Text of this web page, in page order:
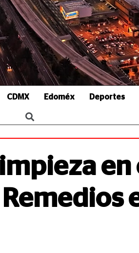
CDMX Edoméx Deportes
en